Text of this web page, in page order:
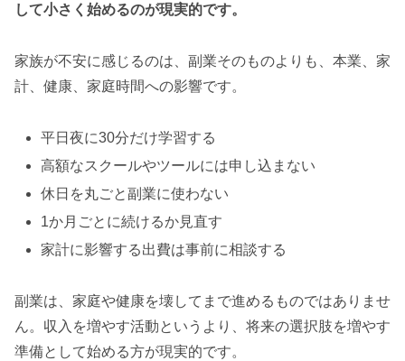
して小さく始めるのが現実的です。
家族が不安に感じるのは、副業そのものよりも、本業、家
計、健康、家庭時間への影響です。
平日夜に30分だけ学習する
高額なスクールやツールには申し込まない
休日を丸ごと副業に使わない
1か月ごとに続けるか見直す
家計に影響する出費は事前に相談する
副業は、家庭や健康を壊してまで進めるものではありませ
ん。収入を増やす活動というより、将来の選択肢を増やす
準備として始める方が現実的です。